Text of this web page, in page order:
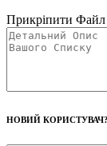
Прикріпити Файл
НОВИЙ